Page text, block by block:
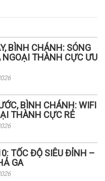
BÌNH CHÁNH: SÓNG
THÀNH CỰC ƯU
BÌNH CHÁNH: WIFI
THÀNH CỰC RẺ
TỐC ĐỘ SIÊU ĐỈNH –
GA